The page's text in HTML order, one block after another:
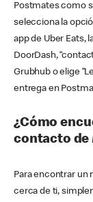
Postmates como
selecciona la
app de Uber Eats,
DoorDash,
Grubhub o elige
entrega en
¿Cómo
contacto de
Para encontrar un
cerca de ti,